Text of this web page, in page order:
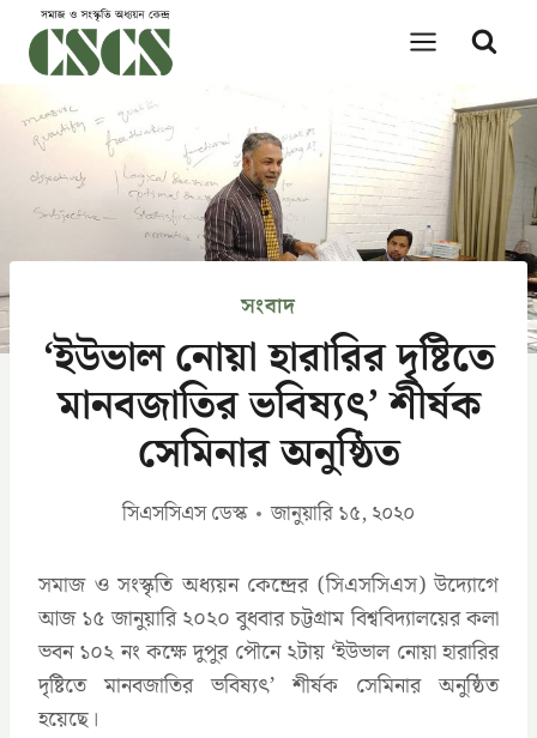
content
সংবাদ
‘ইউভাল নোয়া হারারির দৃষ্টিতে
মানবজাতির ভবিষ্যৎ’ শীর্ষক
সেমিনার অনুষ্ঠিত
সিএসসিএস ডেস্ক জানুয়ারি ১৫, ২০২০
সমাজ ও সংস্কৃতি অধ্যয়ন কেন্দ্রের (সিএসসিএস) উদ্যোগে
আজ ১৫ জানুয়ারি ২০২০ বুধবার চট্টগ্রাম বিশ্ববিদ্যালয়ের কলা
ভবন ১০২ নং কক্ষে দুপুর পৌনে ২টায় ‘ইউভাল নোয়া হারারির
দৃষ্টিতে মানবজাতির ভবিষ্যৎ’ শীর্ষক সেমিনার অনুষ্ঠিত
হয়েছে।